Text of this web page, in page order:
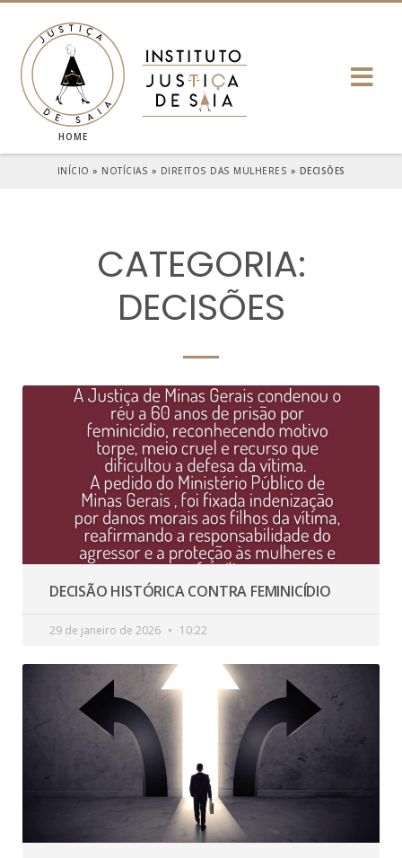
HOME
INÍCIO » NOTÍCIAS » DIREITOS DAS MULHERES » DECISÕES
CATEGORIA:
DECISÕES
DECISÃO HISTÓRICA CONTRA FEMINICÍDIO
29 de janeiro de 2026 10:22